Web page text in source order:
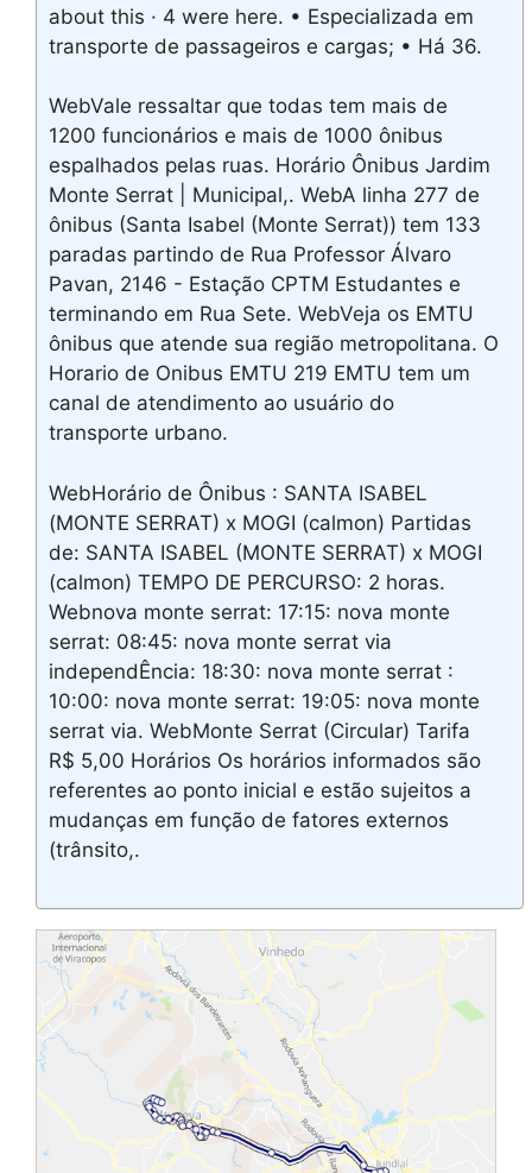
about this · 4 were here. • Especializada em
transporte de passageiros e cargas; • Há 36.
WebVale ressaltar que todas tem mais de
1200 funcionários e mais de 1000 ônibus
espalhados pelas ruas. Horário Ônibus Jardim
Monte Serrat | Municipal,. WebA linha 277 de
ônibus (Santa Isabel (Monte Serrat)) tem 133
paradas partindo de Rua Professor Álvaro
Pavan, 2146 - Estação CPTM Estudantes e
terminando em Rua Sete. WebVeja os EMTU
ônibus que atende sua região metropolitana. O
Horario de Onibus EMTU 219 EMTU tem um
canal de atendimento ao usuário do
transporte urbano.
WebHorário de Ônibus : SANTA ISABEL
(MONTE SERRAT) x MOGI (calmon) Partidas
de: SANTA ISABEL (MONTE SERRAT) x MOGI
(calmon) TEMPO DE PERCURSO: 2 horas.
Webnova monte serrat: 17:15: nova monte
serrat: 08:45: nova monte serrat via
independÊncia: 18:30: nova monte serrat :
10:00: nova monte serrat: 19:05: nova monte
serrat via. WebMonte Serrat (Circular) Tarifa
R$ 5,00 Horários Os horários informados são
referentes ao ponto inicial e estão sujeitos a
mudanças em função de fatores externos
(trânsito,.